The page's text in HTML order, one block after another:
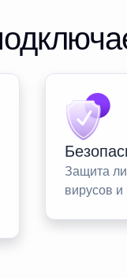
Защита
вирусов